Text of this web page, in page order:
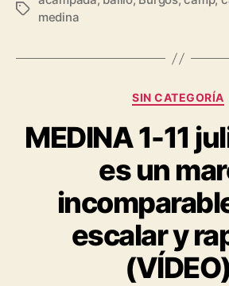
medina
SIN CATEGORÍA
MEDINA 1-11
es un
escalar y
(VÍDEO)